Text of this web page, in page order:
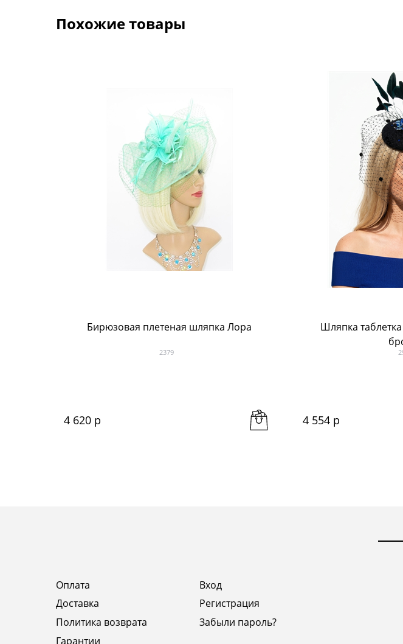
Похожие товары
Бирюзовая плетеная шляпка Лора
2379
4 620 р
Шляпка
4 554 р
Оплата
Доставка
Политика возврата
Гарантии
Вход
Регистрация
Забыли пароль?